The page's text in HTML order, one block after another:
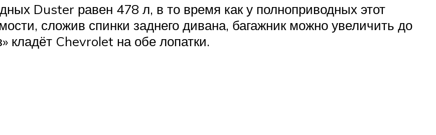
Duster равен 478 л, в то время как у полноприводных этот
сложив спинки заднего дивана, багажник можно увеличить до
кладёт Chevrolet на обе лопатки.